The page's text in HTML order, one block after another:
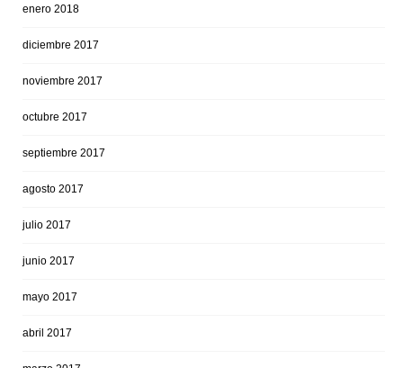
enero 2018
diciembre 2017
noviembre 2017
octubre 2017
septiembre 2017
agosto 2017
julio 2017
junio 2017
mayo 2017
abril 2017